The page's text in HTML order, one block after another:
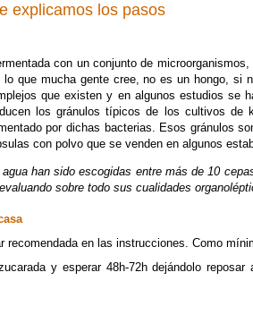
explicamos los pasos
con un conjunto de
que mucha gente cree, no es un hongo, si
que existen y en algunos estudios se
los gránulos típicos de los cultivos de
por dichas bacterias. Esos gránulos
con polvo que se venden en algunos
han sido escogidas entre más de 10
sobre todo sus cualidades
recomendada en las instrucciones. Como
y esperar 48h-72h dejándolo